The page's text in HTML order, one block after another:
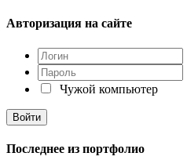
Авторизация на сайте
Чужой компьютер
Последнее из портфолио